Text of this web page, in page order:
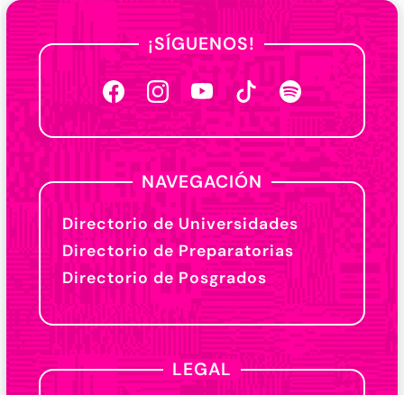
¡SÍGUENOS!
NAVEGACIÓN
Directorio de Universidades
Directorio de Preparatorias
Directorio de Posgrados
LEGAL